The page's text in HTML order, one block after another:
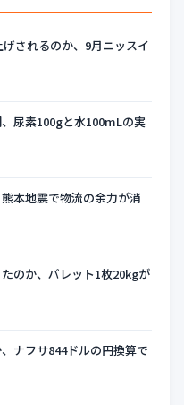
されるのか、9月ニッスイ
尿素100gと水100mLの実
本地震で物流の余力が消
のか、パレット1枚20kgが
ナフサ844ドルの円換算で